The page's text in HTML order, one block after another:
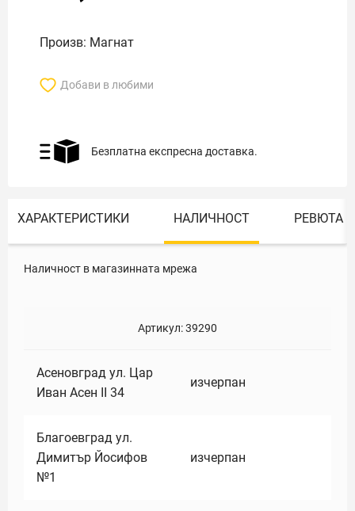
Произв: Магнат
Добави в любими
Безплатна експресна доставка.
ХАРАКТЕРИСТИКИ НАЛИЧНОСТ РЕВЮТА
Наличност в магазинната мрежа
Артикул:39290
Асеновград ул. Цар
Иван Асен II 34
изчерпан
Благоевград ул.
Димитър Йосифов
№1
изчерпан